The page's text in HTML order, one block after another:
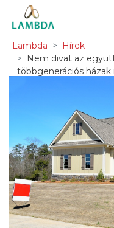
Lambda
Hírek
Nem divat az
többgenerációs